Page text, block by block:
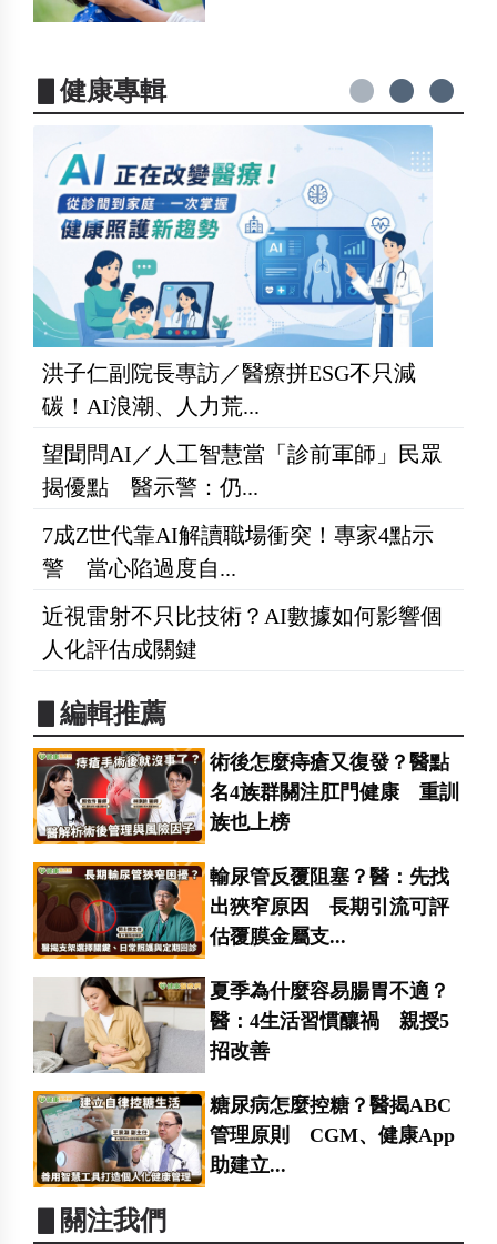
▋健康專輯
洪子仁副院長專訪／醫療拼ESG不只減
碳！AI浪潮、人力荒...
望聞問AI／人工智慧當「診前軍師」民眾
揭優點 醫示警：仍...
7成Z世代靠AI解讀職場衝突！專家4點示
警 當心陷過度自...
近視雷射不只比技術？AI數據如何影響個
人化評估成關鍵
▋編輯推薦
術後怎麼痔瘡又復發？醫點
名4族群關注肛門健康 重訓
族也上榜
輸尿管反覆阻塞？醫：先找
出狹窄原因 長期引流可評
估覆膜金屬支...
夏季為什麼容易腸胃不適？
醫：4生活習慣釀禍 親授5
招改善
糖尿病怎麼控糖？醫揭ABC
管理原則 CGM、健康App
助建立...
▋關注我們